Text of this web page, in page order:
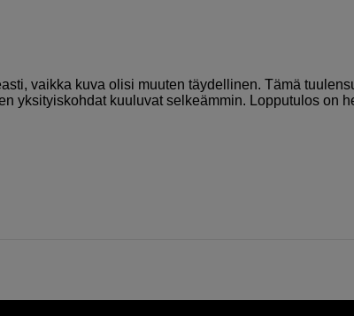
vaikka kuva olisi muuten täydellinen. Tämä
yksityiskohdat kuuluvat selkeämmin. Lopputulos on